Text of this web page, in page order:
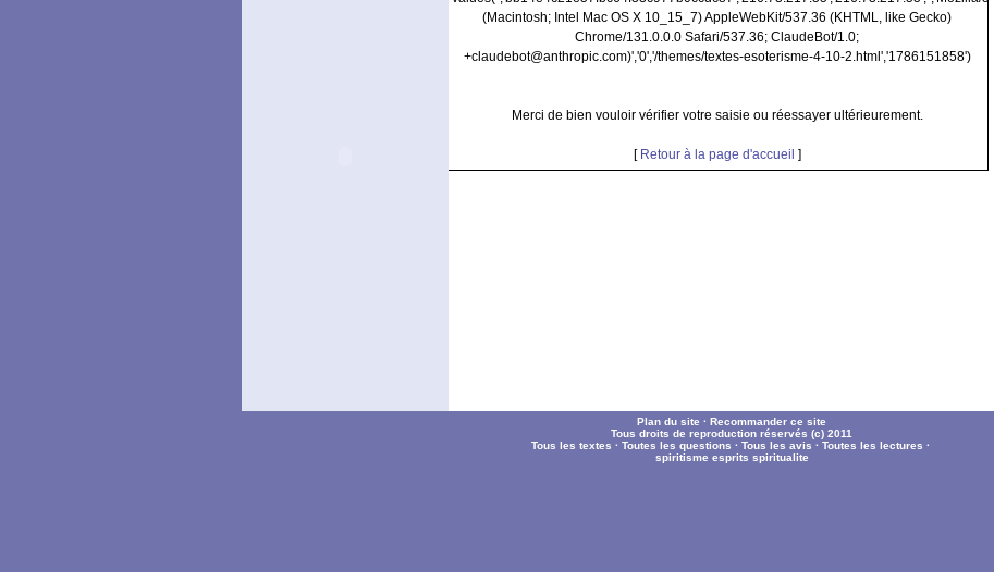
(Macintosh; Intel Mac OS X 10_15_7) AppleWebKit/537.36 (KHTML, like Gecko)
Chrome/131.0.0.0 Safari/537.36; ClaudeBot/1.0;
+claudebot@anthropic.com)','0','/themes/textes-esoterisme-4-10-2.html','1786151858')
Merci de bien vouloir vérifier votre saisie ou réessayer ultérieurement.
[ Retour à la page d'accueil ]
Plan du site · Recommander ce site
Tous droits de reproduction réservés (c) 2011
Tous les textes · Toutes les questions · Tous les avis · Toutes les lectures ·
spiritisme esprits spiritualite